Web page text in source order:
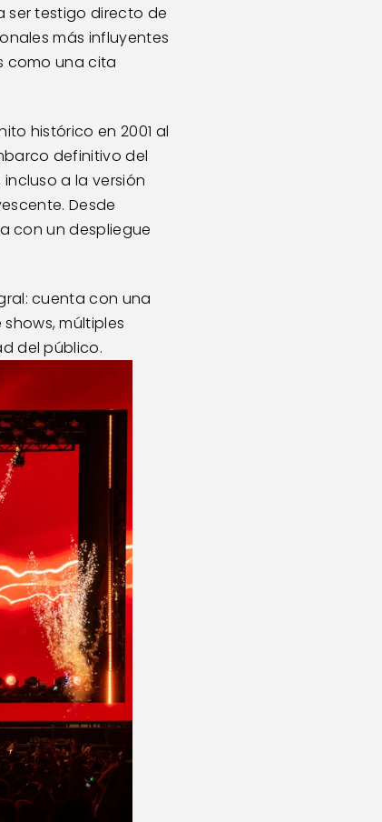
ser testigo directo de
más influyentes
como una cita
histórico en 2001 al
definitivo del
a la versión
Desde
con un despliegue
cuenta con una
múltiples
del público.